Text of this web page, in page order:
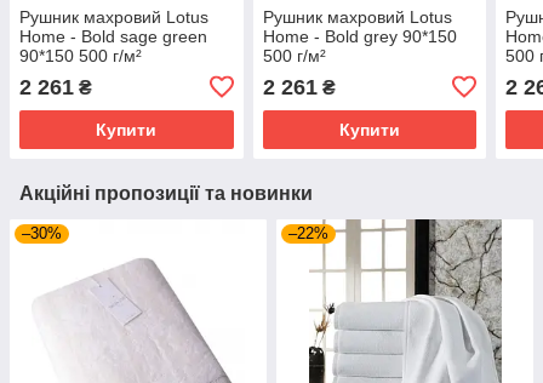
Рушник махровий Lotus
Home - Bold sage green
90*150 500 г/м²
2 261 ₴
Купити
Рушник махровий Lotus
Home - Bold grey 90*150
500 г/м²
2 261₴
Купити
500
2
Акційні пропозиції та новинки
–30% –22%